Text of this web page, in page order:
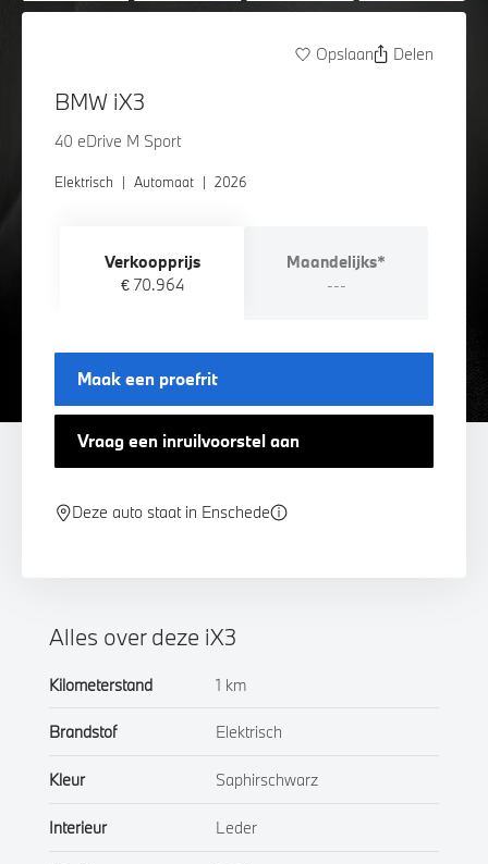
Opslaan Delen
BMW iX3
40 eDrive M Sport
Elektrisch | Automaat | 2026
Verkoopprijs
€ 70.964
Maandelijks*
---
Maak een proefrit
Vraag een inruilvoorstel aan
Deze auto staat in Enschede
Alles over deze iX3
Kilometerstand 1 km
Brandstof Elektrisch
Kleur Saphirschwarz
Interieur Leder